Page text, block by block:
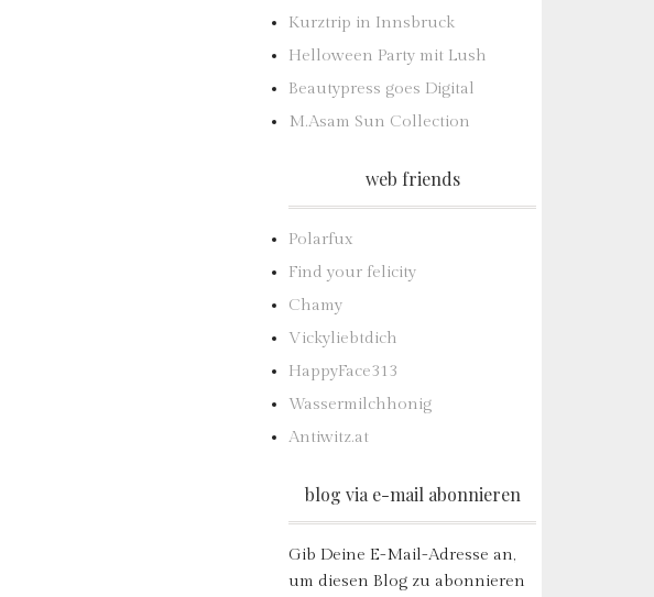
Kurztrip in Innsbruck
Helloween Party mit Lush
Beautypress goes Digital
M.Asam Sun Collection
web friends
Polarfux
Find your felicity
Chamy
Vickyliebtdich
HappyFace313
Wassermilchhonig
Antiwitz.at
blog via e-mail abonnieren
Gib Deine E-Mail-Adresse an,
um diesen Blog zu abonnieren